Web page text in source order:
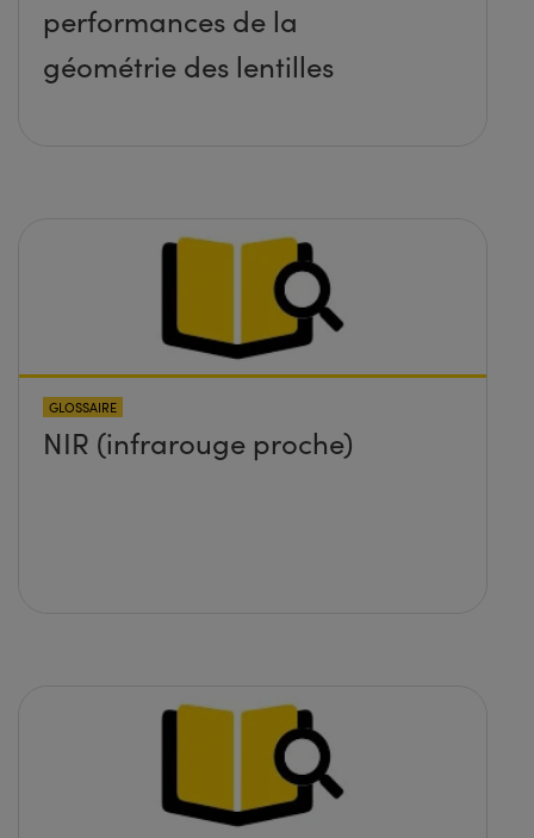
performances de la
géométrie des lentilles
GLOSSAIRE
NIR (infrarouge proche)